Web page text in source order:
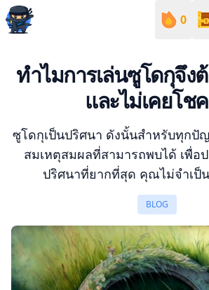
0
ทำไมการเล่นซูโดกุจึง
และไม่เคยโช
ซูโดกุเป็นปริศนา ดังนั้นสำหรับทุกปั
สมเหตุสมผลที่สามารถพบได้ เพื่อ
ปริศนาที่ยากที่สุด คุณไม่จำเป็น
BLOG